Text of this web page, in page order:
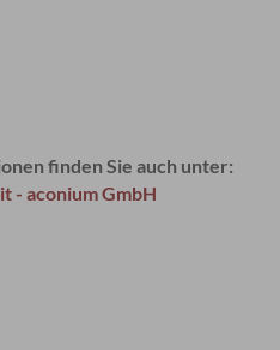
finden Sie auch unter:
- aconium GmbH